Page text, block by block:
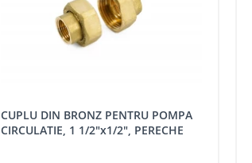
CUPLU DIN BRONZ PENTRU POMPA
CIRCULATIE, 1 1/2"x1/2", PERECHE